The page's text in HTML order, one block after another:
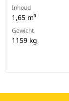
Inhoud
1,65 m³
Gewicht
1159 kg